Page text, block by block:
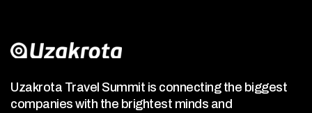
Uzakrota Travel Summit is connecting the biggest
companies with the brightest minds and